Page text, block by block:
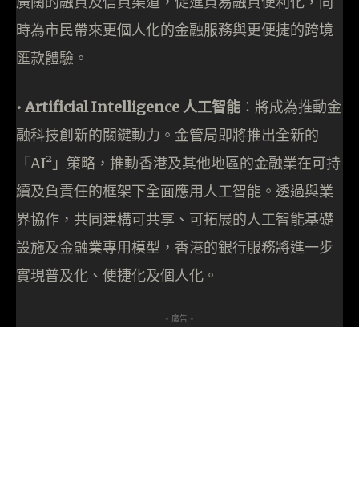
時為市民帶來更個人化的金融服務與更便捷的跨境
匯款體驗。
•⁠ Artificial Intelligence 人工智能 ：將成為推動金
融科技創新的關鍵動力。金管局即將推出全新的
「AI²」策略，推動香港及其他地區的金融業在可持
續及負責任的框架下全面應用人工智能。透過與業
界協作，共同建構可共享、可拓展的人工智能基礎
設施及金融業專用模型，香港的銀行服務將進一步
實現普及化、便捷化及個人化。
- 廣告 -